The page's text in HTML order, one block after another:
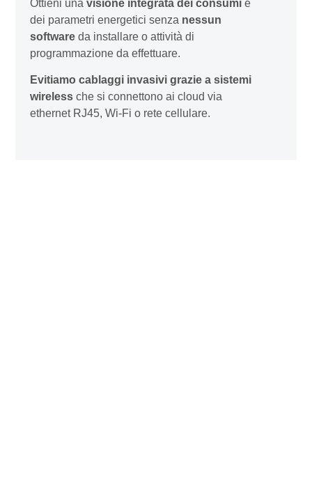
Ottieni una visione integrata dei consumie
dei parametri energetici senza nessun
softwareda installare o attività di
programmazione da effettuare.
Evitiamo cablaggi invasivi grazie a sistemi
wirelessche si connettono ai cloud via
ethernet RJ45, Wi-Fi o rete cellulare.